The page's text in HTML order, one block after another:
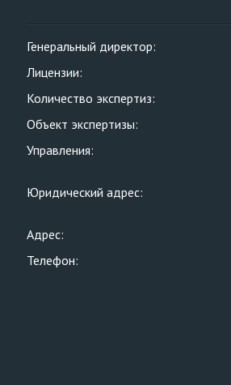
Генеральный директор:
Лицензии:
Количество экспертиз:
Объект экспертизы:
Управления:
Юридический адрес:
Адрес:
Телефон: